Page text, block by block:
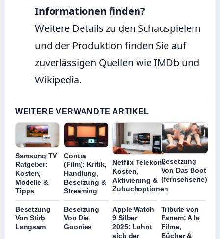
Informationen finden?
Weitere Details zu den Schauspielern
und der Produktion finden Sie auf
zuverlässigen Quellen wie IMDb und
Wikipedia.
WEITERE VERWANDTE ARTIKEL
Samsung TV
Ratgeber:
Kosten,
Modelle &
Tipps
Contra
(Film): Kritik,
Handlung,
Besetzung &
Streaming
Netflix Telekom:
Kosten,
Aktivierung &
Zubuchoptionen
Besetzung
Von Das Boot
(fernsehserie)
Besetzung
Von Stirb
Langsam
Besetzung
Von Die
Goonies
Apple Watch
9 Silber
2025: Lohnt
sich der
Tribute von
Panem: Alle
Filme,
Bücher &